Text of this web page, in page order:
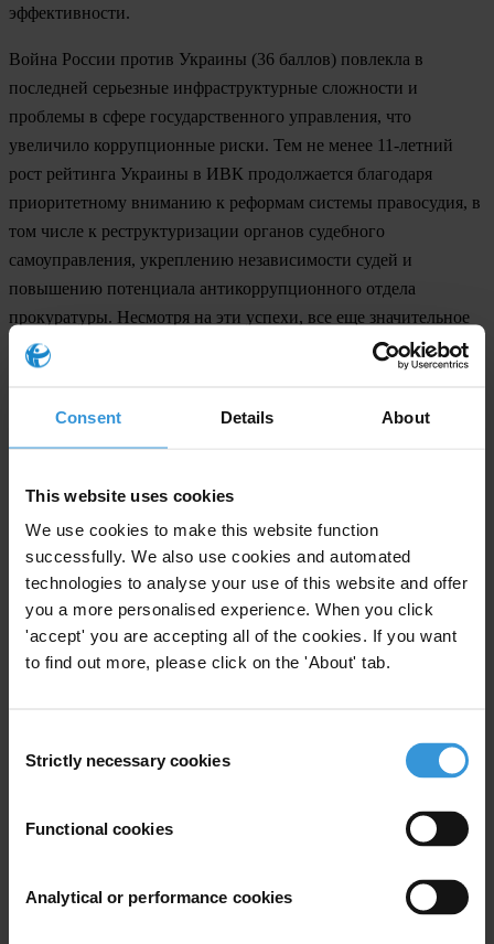
Consent Details About
This website uses cookies
We use cookies to make this website function
successfully. We also use cookies and automated
technologies to analyse your use of this website and offer
you a more personalised experience. When you click
'accept' you are accepting all of the cookies. If you want
to find out more, please click on the 'About' tab.
Selection
Strictly necessary cookies
Functional cookies
Analytical or performance cookies
эффективности.
Война России против Украины (36 баллов) повлекла в
последней серьезные инфраструктурные сложности и
проблемы в сфере государственного управления, что
увеличило коррупционные риски. Тем не менее 11-летний
рост рейтинга Украины в ИВК продолжается благодаря
приоритетному вниманию к реформам системы правосудия, в
том числе к реструктуризации органов судебного
самоуправления, укреплению независимости судей и
повышению потенциала антикоррупционного отдела
прокуратуры. Несмотря на эти успехи, все еще значительное
число дел о коррупции в высших эшелонах власти вызывает
серьезную обеспокоенность.
судебная система используются для того, чтобы обеспечить
преследовать тех, кто выступает против коррупции. Это
полностью лишает государство институционального
потенциала для борьбы с коррупцией.
В странах Африки случаи коррупции и связанные с ней
проблемы в системах правосудия различаются: вНигерии
(20 баллов) имели место случаи
лишения свободы судей, а в
Демократической Республике
неэффективно.
независимость, ресурсы и прозрачность судебных систем,